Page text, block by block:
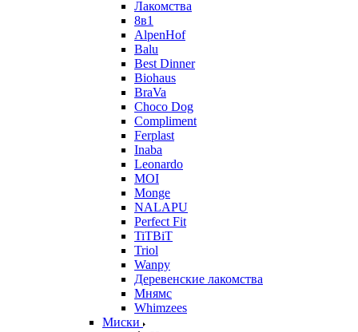
Лакомства
8в1
AlpenHof
Balu
Best Dinner
Biohaus
BraVa
Choco Dog
Compliment
Ferplast
Inaba
Leonardo
MOI
Monge
NALAPU
Perfect Fit
TiTBiT
Triol
Wanpy
Деревенские лакомства
Мнямс
Whimzees
Миски